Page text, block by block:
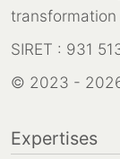
transformation
SIRET : 931
© 2023 -
Expertises